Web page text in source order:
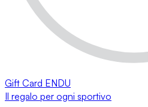
Gift Card ENDU
Il regalo per ogni sportivo